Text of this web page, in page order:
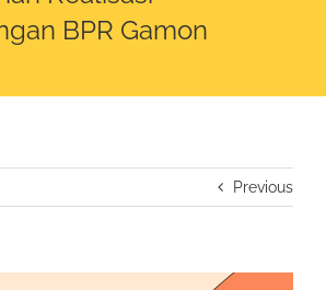
BPR Gamon
Previous